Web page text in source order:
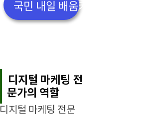
국민 내일 배움카드 신청 방법
디지털 마케팅 전
문가의 역할
디지털 마케팅 전문